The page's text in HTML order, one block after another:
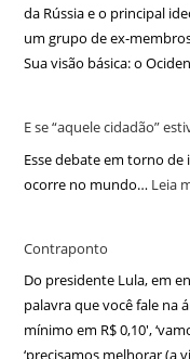
da Rússia e o principal
um grupo de ex-
Sua visão básica: o
E se “aquele cidadão”
Esse debate em torno
ocorre no mundo… Leia
Contraponto
Do presidente Lula, em
palavra que você fale na
mínimo em R$ 0,10′,
‘precisamos melhorar (a